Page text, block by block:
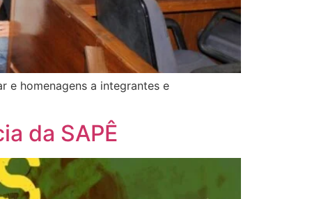
e homenagens a integrantes e
da SAPÊ